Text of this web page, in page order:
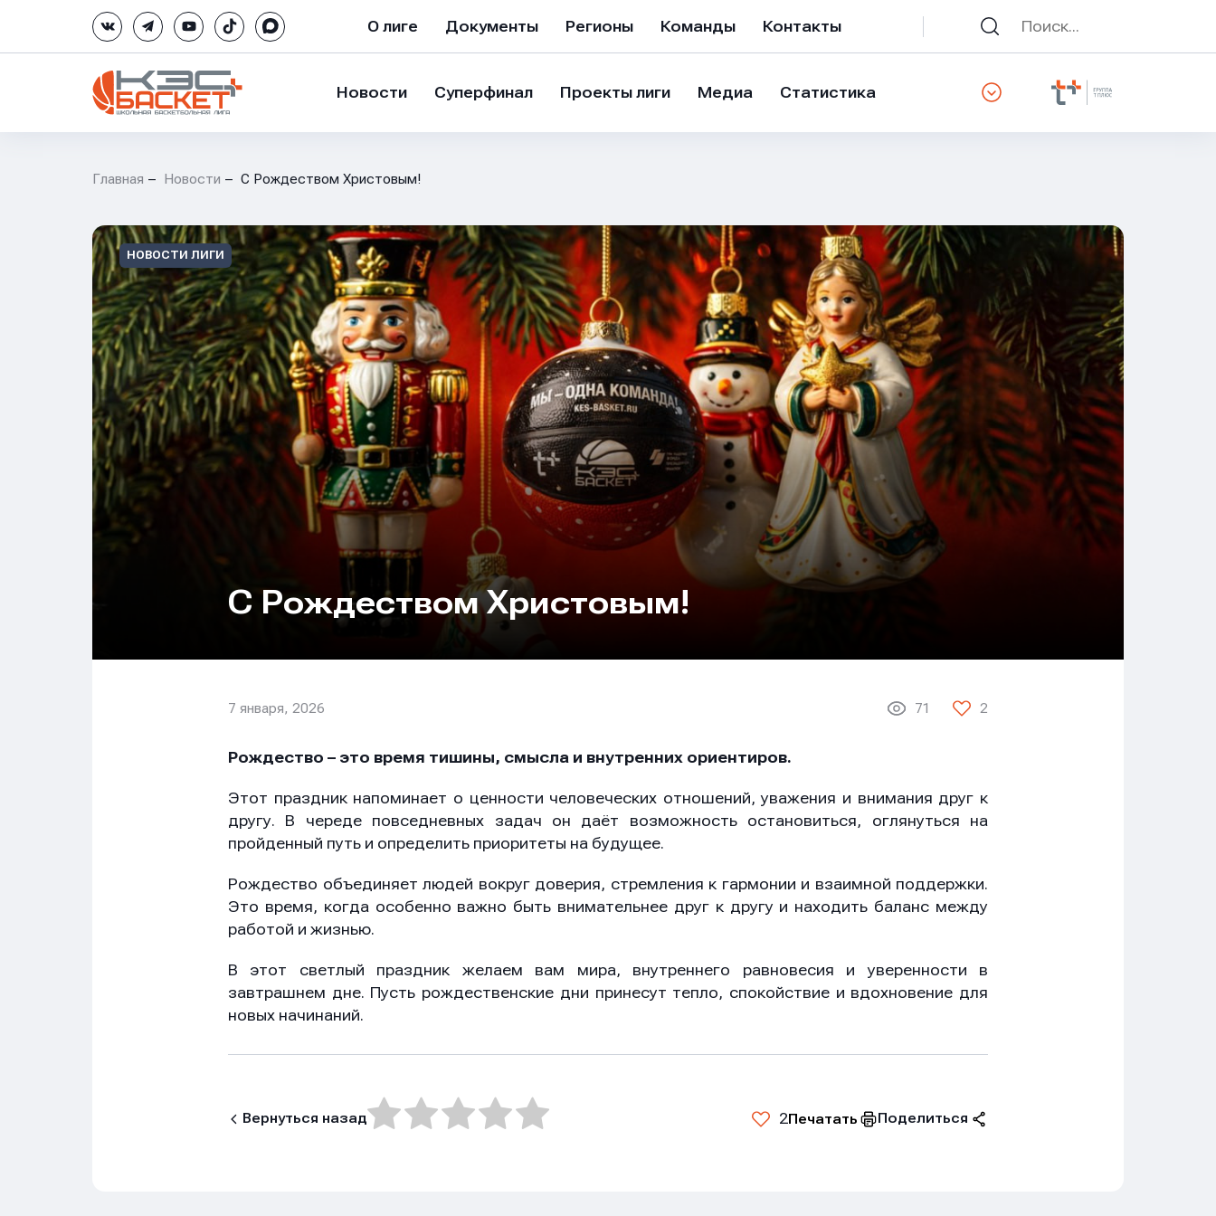
О лиге Документы Регионы Команды Контакты
Новости Суперфинал Проекты лиги Медиа Статистика
Главная Новости С Рождеством Христовым!
НОВОСТИ ЛИГИ
С Рождеством Христовым!
7 января, 2026 71 2
Рождество – это время тишины, смысла и внутренних ориентиров.
Этот праздник напоминает о ценности человеческих отношений, уважения и внимания друг к
другу. В череде повседневных задач он даёт возможность остановиться, оглянуться на
пройденный путь и определить приоритеты на будущее.
Рождество объединяет людей вокруг доверия, стремления к гармонии и взаимной поддержки.
Это время, когда особенно важно быть внимательнее друг к другу и находить баланс между
работой и жизнью.
В этот светлый праздник желаем вам мира, внутреннего равновесия и уверенности в
завтрашнем дне. Пусть рождественские дни принесут тепло, спокойствие и вдохновение для
новых начинаний.
Вернуться назад 2Печатать Поделиться
Имя
Имя
Имя